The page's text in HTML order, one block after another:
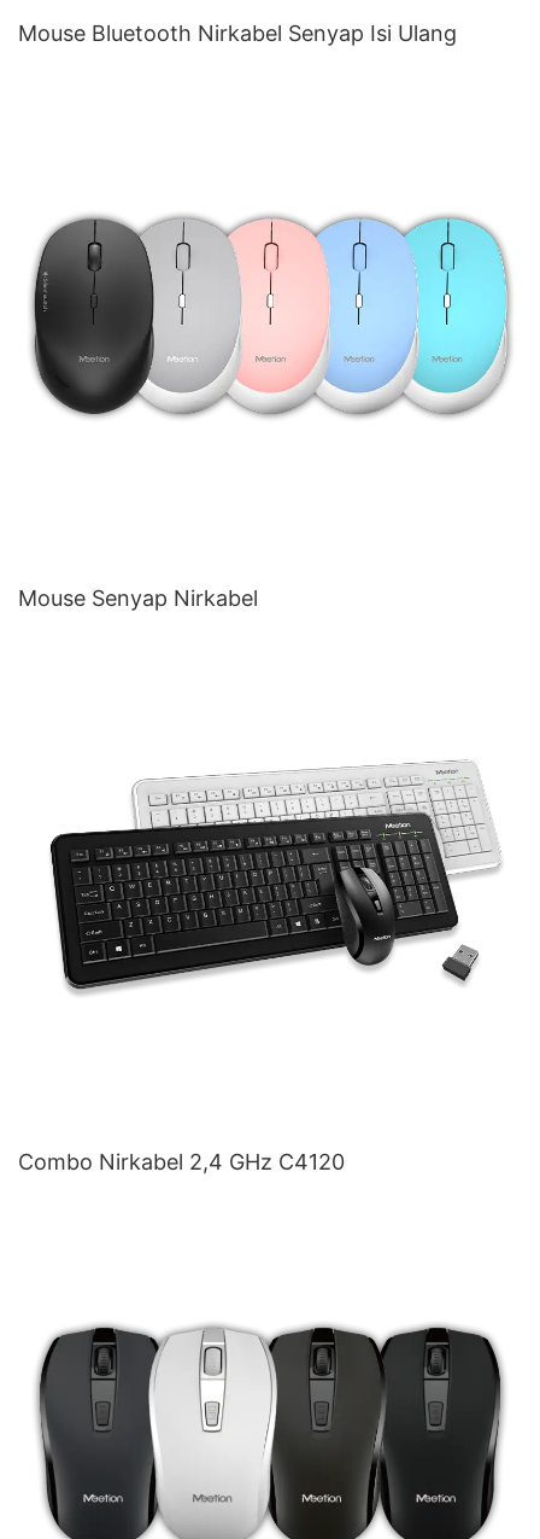
Mouse Bluetooth Nirkabel Senyap Isi Ulang
Mouse Senyap Nirkabel
Combo Nirkabel 2,4 GHz C4120